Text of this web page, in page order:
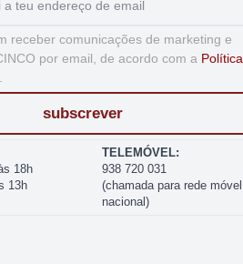
receber comunicações de marketing e
por email, de acordo com a Política
subscrever
18h
13h
TELEMÓVEL:
938 720 031
(chamada para rede móvel
nacional)